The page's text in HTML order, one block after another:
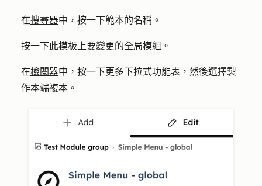
在搜尋器中，按一下範本的名稱。
按一下此模板上要變更的全局模組 。
在檢閱器中，按一下更多下拉式功能表，然後選擇製
作本端複本 。